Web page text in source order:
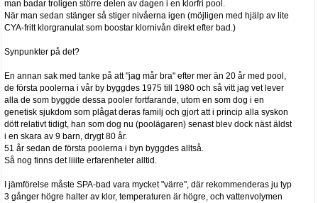
man badar troligen större delen av dagen i en klorfri pool.
När man sedan stänger så stiger nivåerna igen (möjligen med hjälp av lite
CYA-fritt klorgranulat som boostar klornivån direkt efter bad.)
Synpunkter på det?
En annan sak med tanke på att "jag mår bra" efter mer än 20 år med pool,
de första poolerna i vår by byggdes 1975 till 1980 och så vitt jag vet lever
alla de som byggde dessa pooler fortfarande, utom en som dog i en
genetisk sjukdom som plågat deras familj och gjort att i princip alla syskon
dött relativt tidigt, han som dog nu (poolägaren) senast blev dock näst äldst
i en skara av 9 barn, drygt 80 år.
51 år sedan de första poolerna i byn byggdes alltså.
Så nog finns det liiite erfarenheter alltid.
I jämförelse måste SPA-bad vara mycket "värre", där rekommenderas ju typ
3 gånger högre halter av klor, temperaturen är högre, och vattenvolymen